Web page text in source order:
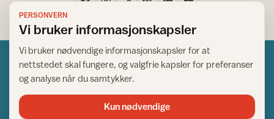
Norsk råd for hjem og bygg
PERSONVERN
Vi bruker informasjonskapsler
Vi bruker nødvendige informasjonskapsler for at
nettstedet skal fungere, og valgfrie kapsler for preferanser
og analyse når du samtykker.
Kun nødvendige